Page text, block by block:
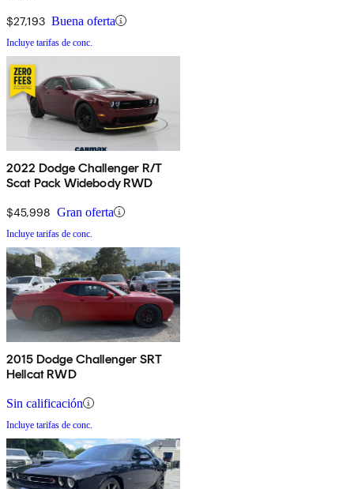
$27,193 Buena oferta
Incluye tarifas de conc.
2022 Dodge Challenger R/T
Scat Pack Widebody RWD
$45,998 Gran oferta
Incluye tarifas de conc.
2015 Dodge Challenger SRT
Hellcat RWD
Sin calificación
Incluye tarifas de conc.